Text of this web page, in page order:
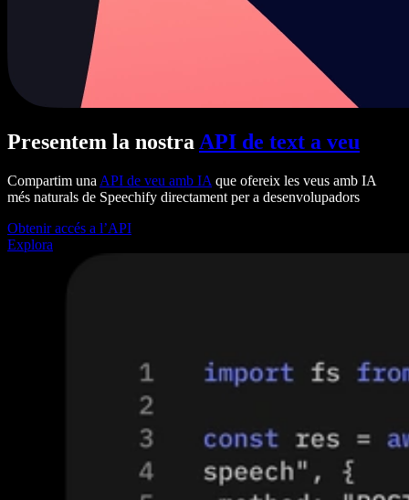
Presentem la nostra API de text a veu
Compartim una API de veu amb IA que ofereix les veus amb IA
més naturals de Speechify directament per a desenvolupadors
Obtenir accés a l’API
Explora